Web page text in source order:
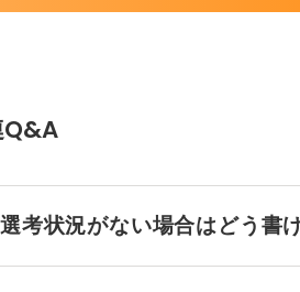
考状況がない場合はどう書